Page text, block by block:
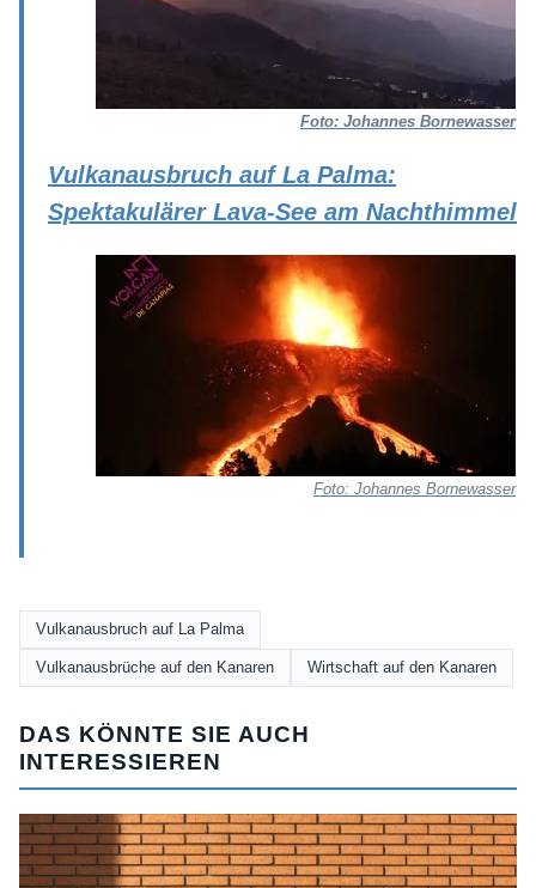
Foto: Johannes Bornewasser
Vulkanausbruch auf La Palma:
Spektakulärer Lava-See am Nachthimmel
Foto: Johannes Bornewasser
Vulkanausbruch auf La Palma
Vulkanausbrüche auf den Kanaren Wirtschaft auf den Kanaren
DAS KÖNNTE SIE AUCH
INTERESSIEREN